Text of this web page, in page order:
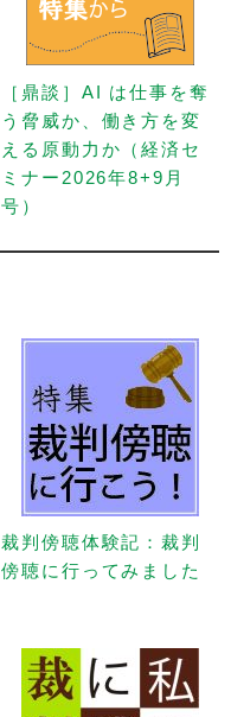
［鼎談］AI は仕事を奪
う脅威か、働き方を変
える原動力か（経済セ
ミナー2026年8+9月
号）
裁判傍聴体験記：裁判
傍聴に行ってみました